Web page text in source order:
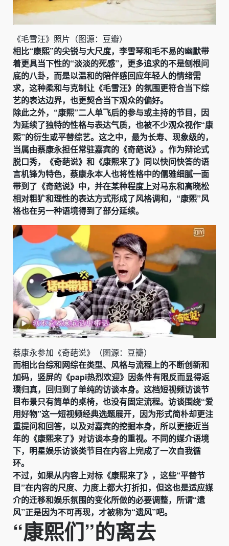
《毛雪汪》照片（图源：豆瓣）
相比“康熙”的尖锐与大尺度，李雪琴和毛不易的幽默带
着更具当下性的“淡淡的死感”，更多追求的不是刨根问
底的八卦，而是以温和的陪伴感回应年轻人的情绪需
求，这种柔和与克制让《毛雪汪》的氛围更符合当下综
艺的表达边界，也更契合当下观众的偏好。
除此之外，“康熙”二人单飞后的参与或主持的节目，因
为延续了独特的性格与表达气质，也被不少观众视作“康
熙”的衍生或平替综艺。这之中，最为长寿、现象级的，
当属由蔡康永担任常驻嘉宾的《奇葩说》。作为辩论式
脱口秀，《奇葩说》和《康熙来了》同以快问快答的语
言机锋为特色，蔡康永本人也将性格中的儒雅细腻一面
带到了《奇葩说》中，并在某种程度上对马东和高晓松
相对粗犷和理性的表达方式形成了风格调和，“康熙”风
格也在另一种语境得到了部分延续。
蔡康永参加《奇葩说》（图源：豆瓣）
而相比台综和网综在类型、风格与流程上的不断创新和
加码，竖屏的《papi热烈欢迎》因条件有限反而显得返
璞归真，回归到了单纯的访谈本身。这档短视频访谈节
目布景只有简单的桌椅，也没有固定流程。访谈围绕“爱
用好物”这一短视频经典选题展开，因为形式简朴却更注
重提问和回答，以及对嘉宾的挖掘本身，所以更接近当
年的《康熙来了》对访谈本身的重视。不同的媒介语境
下，明星娱乐访谈类节目在内容上完成了一次自我循
环。
不过，如果从内容上对标《康熙来了》，这些“平替节
目”在内容的尺度、力度上都大打折扣，但这也是适应媒
介的迁移和娱乐氛围的变化所做的必要调整，所谓“遗
风”正是因为不可再现，才被称为“遗风”吧。
“康熙们”的离去